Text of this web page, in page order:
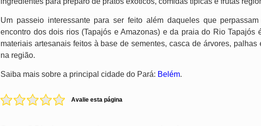
Um passeio interessante para ser feito além daqueles que
encontro dos dois rios (Tapajós e Amazonas) e da praia do Rio Tapajós
materiais artesanais feitos à base de sementes, casca de árvores,
na região.
Saiba mais sobre a principal cidade do Pará: Belém.
Avalie esta página